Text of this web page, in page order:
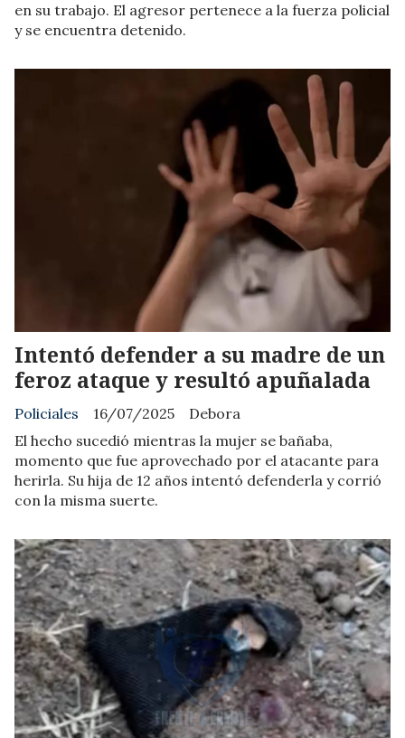
en su trabajo. El agresor pertenece a la fuerza policial
y se encuentra detenido.
Intentó defender a su madre de un
feroz ataque y resultó apuñalada
Debora
Policiales
16/07/2025
El hecho sucedió mientras la mujer se bañaba,
momento que fue aprovechado por el atacante para
herirla. Su hija de 12 años intentó defenderla y corrió
con la misma suerte.